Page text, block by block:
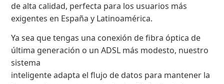
de alta calidad, perfecta para los usuarios más
exigentes en España y Latinoamérica.
Ya sea que tengas una conexión de fibra óptica de
última generación o un ADSL más modesto, nuestro
sistema
inteligente adapta el flujo de datos para mantener la